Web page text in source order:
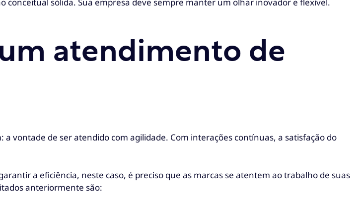
sólida. Sua empresa deve sempre manter um olhar inovador e flexível.
atendimento de
vontade de ser atendido com agilidade. Com interações contínuas, a satisfação do
a eficiência, neste caso, é preciso que as marcas se atentem ao trabalho de suas
anteriormente são: